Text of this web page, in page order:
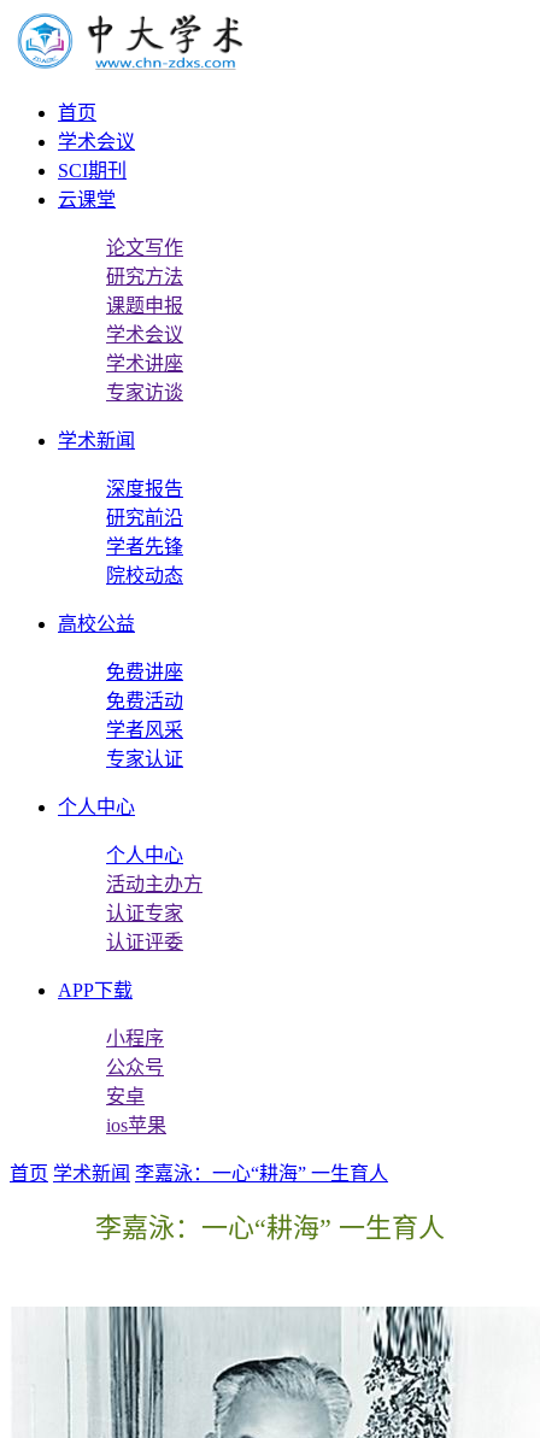
首页
学术会议
SCI期刊
云课堂
论文写作
研究方法
课题申报
学术会议
学术讲座
专家访谈
学术新闻
深度报告
研究前沿
学者先锋
院校动态
高校公益
免费讲座
免费活动
学者风采
专家认证
个人中心
个人中心
活动主办方
认证专家
认证评委
APP下载
小程序
公众号
安卓
ios苹果
首页 学术新闻 李嘉泳：一心“耕海” 一生育人
李嘉泳：一心“耕海” 一生育人